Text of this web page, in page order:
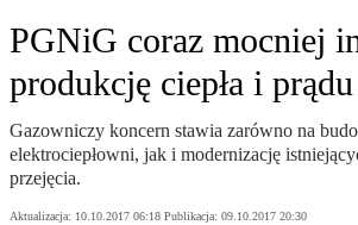
PGNiG coraz mocniej
produkcję ciepła i prądu
Gazowniczy koncern stawia zarówno na
elektrociepłowni, jak i modernizację
przejęcia.
Aktualizacja: 10.10.2017 06:18 Publikacja: 09.10.2017 20:30